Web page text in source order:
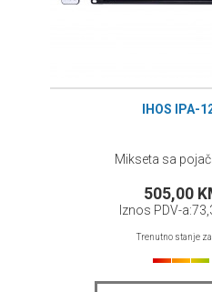
IHOS IPA-
Mikseta sa
505,00
Iznos PDV-a:
Trenutno stanje